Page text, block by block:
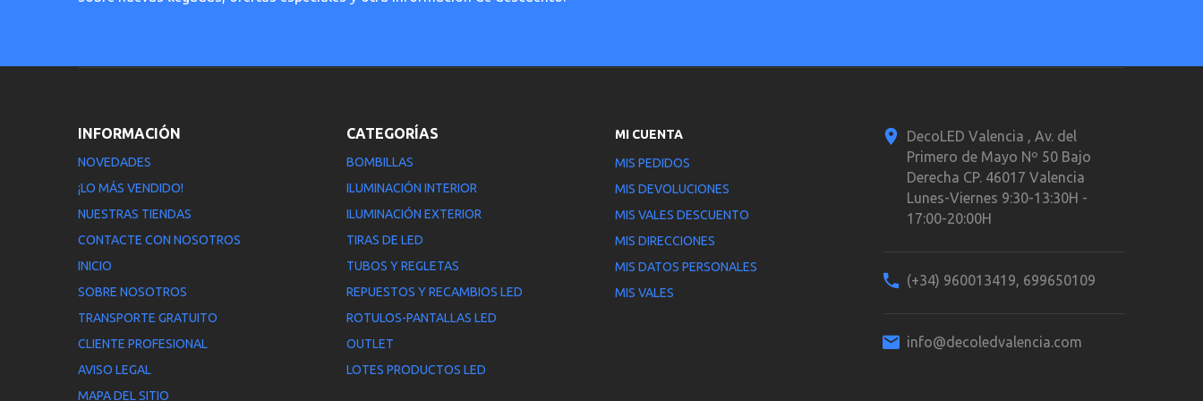
INFORMACIÓN
NOVEDADES
¡LO MÁS VENDIDO!
NUESTRAS TIENDAS
CONTACTE CON NOSOTROS
INICIO
SOBRE NOSOTROS
TRANSPORTE GRATUITO
CLIENTE PROFESIONAL
AVISO LEGAL
MAPA DEL SITIO
CATEGORÍAS
BOMBILLAS
ILUMINACIÓN INTERIOR
ILUMINACIÓN EXTERIOR
TIRAS DE LED
TUBOS Y REGLETAS
REPUESTOS Y RECAMBIOS LED
ROTULOS-PANTALLAS LED
OUTLET
LOTES PRODUCTOS LED
MI CUENTA
MIS PEDIDOS
MIS DEVOLUCIONES
MIS VALES DESCUENTO
MIS DIRECCIONES
MIS DATOS PERSONALES
MIS VALES
DecoLED Valencia , Av. del
Primero de Mayo Nº 50 Bajo
Derecha CP. 46017 Valencia
Lunes-Viernes 9:30-13:30H -
17:00-20:00H
(+34) 960013419, 699650109
info@decoledvalencia.com